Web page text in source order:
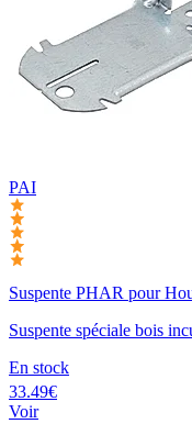
PAI
Suspente PHAR pour
Suspente spéciale bois
En stock
33.49€
Voir